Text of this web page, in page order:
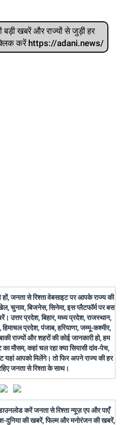
बड़ी खबरें और राज्‍यों से जुड़ी हर
करें https://adani.news/
जनता से रिश्ता वेबसाइट पर आपके राज्य की
चुनाव, बिजनेस, सिनेमा, इस प्लैटफॉर्म पर बस
उत्तर प्रदेश, बिहार, मध्य प्रदेश, राजस्थान,
प्रदेश, पंजाब, हरियाणा, जम्मू-कश्मीर,
राज्यों और शहरों की कोई जानकारी हो, हम
मौसम, कहां चल रहा क्या सियासी दांव-पेच,
आपको मिलेंगे। तो फिर अपने राज्य की हर
जनता से रिश्ता के साथ।
करें जनता से रिश्ता न्यूज़ एप और पाएँ
दुनिया की खबरें, फिल्म और मनोरंजन की खबरें,